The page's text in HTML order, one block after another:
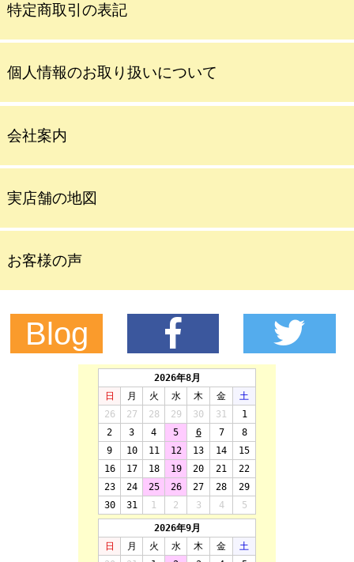
特定商取引の表記
個人情報のお取り扱いについて
会社案内
実店舗の地図
お客様の声
Blog